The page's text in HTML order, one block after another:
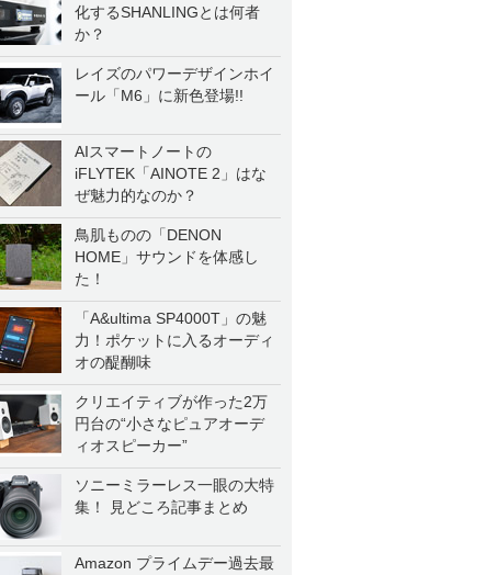
化するSHANLINGとは何者
か？
レイズのパワーデザインホイ
ール「M6」に新色登場!!
AIスマートノートの
iFLYTEK「AINOTE 2」はな
ぜ魅力的なのか？
鳥肌ものの「DENON
HOME」サウンドを体感し
た！
「A&ultima SP4000T」の魅
力！ポケットに入るオーディ
オの醍醐味
クリエイティブが作った2万
円台の“小さなピュアオーデ
ィオスピーカー”
ソニーミラーレス一眼の大特
集！ 見どころ記事まとめ
Amazon プライムデー過去最